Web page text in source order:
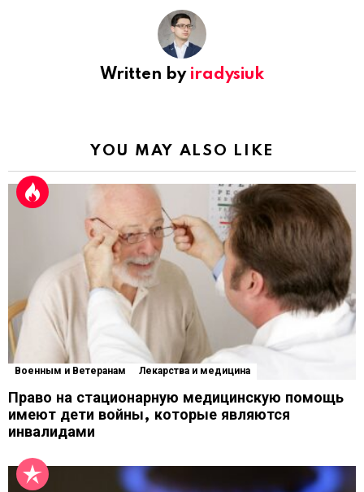
Written by iradysiuk
YOU MAY ALSO LIKE
Военным и Ветеранам Лекарства и медицина
Право на стационарную медицинскую помощь
имеют дети войны, которые являются
инвалидами